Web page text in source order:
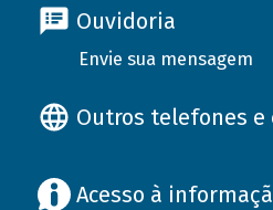
Ouvidoria
Envie sua mensagem
Outros telefones e
Acesso à